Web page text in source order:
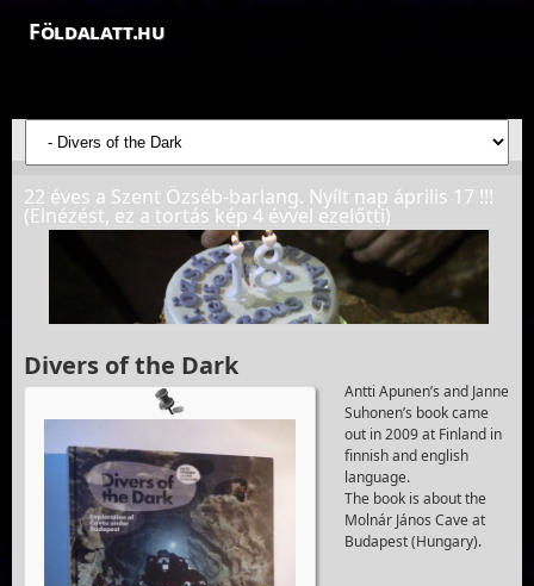
Földalatt.hu
Felfedezések a föld alatt - feltáró barlangkutatások
22 éves a Szent Özséb-barlang. Nyílt nap április 17 !!!
(Elnézést, ez a tortás kép 4 évvel ezelőtti)
Divers of the Dark
Antti Apunen’s and Janne
Suhonen’s book came
out in 2009 at Finland in
finnish and english
language.
The book is about the
Molnár János Cave at
Budapest (Hungary).